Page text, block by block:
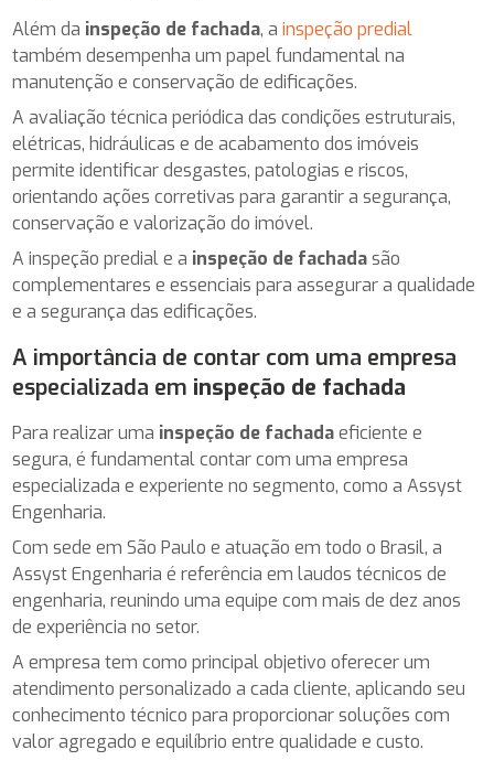
Além da inspeção de fachada, ainspeção predial
também desempenha um papel fundamental na
manutenção e conservação de edificações.
A avaliação técnica periódica das condições estruturais,
elétricas, hidráulicas e de acabamento dos imóveis
permite identificar desgastes, patologias e riscos,
orientando ações corretivas para garantir a segurança,
conservação e valorização do imóvel.
A inspeção predial e a inspeção de fachadasão
complementares e essenciais para assegurar a qualidade
e a segurança das edificações.
A importância de contar com uma empresa
especializada em inspeção de fachada
Para realizar uma inspeção de fachadaeficiente e
segura, é fundamental contar com uma empresa
especializada e experiente no segmento, como a Assyst
Engenharia.
Com sede em São Paulo e atuação em todo o Brasil, a
Assyst Engenharia é referência em laudos técnicos de
engenharia, reunindo uma equipe com mais de dez anos
de experiência no setor.
A empresa tem como principal objetivo oferecer um
atendimento personalizado a cada cliente, aplicando seu
conhecimento técnico para proporcionar soluções com
valor agregado e equilíbrio entre qualidade e custo.